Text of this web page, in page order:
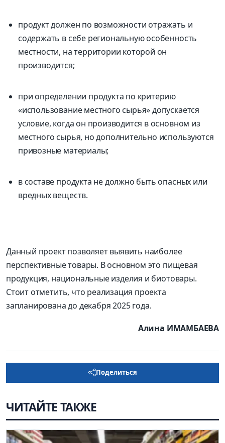
продукт должен по возможности отражать и
содержать в себе региональную особенность
местности, на территории которой он
производится;
при определении продукта по критерию
«использование местного сырья» допускается
условие, когда он производится в основном из
местного сырья, но дополнительно используются
привозные материалы;
в составе продукта не должно быть опасных или
вредных веществ.
Данный проект позволяет выявить наиболее
перспективные товары. В основном это пищевая
продукция, национальные изделия и биотовары.
Стоит отметить, что реализация проекта
запланирована до декабря 2025 года.
Алина ИМАМБАЕВА
Поделиться
ЧИТАЙТЕ ТАКЖЕ